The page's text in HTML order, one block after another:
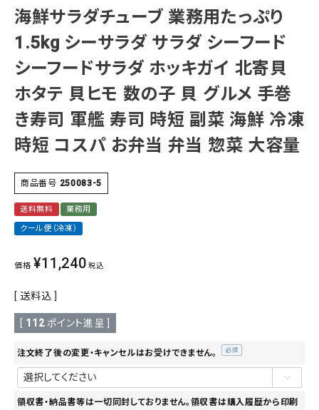
海鮮サラダチューブ 業務用たっぷり
1.5kg シーサラダ サラダ シーフード
シーフードサラダ ホッキガイ 北寄貝
ホタテ 貝ヒモ 数の子 貝 グルメ 手巻
き寿司 軍艦 寿司 時短 副菜 海鮮 冷凍
時短 コスパ お弁当 弁当 惣菜 大容量
商品番号 250083-5
送料無料 業務用
クール便（冷凍）
価格 ¥11,240 税込
送料込
112 ポイント進呈 ]
注文終了後の変更・キャンセルはお受けできません。
領収書・納品書等は一切同封しておりません。領収書は購入履歴から印刷